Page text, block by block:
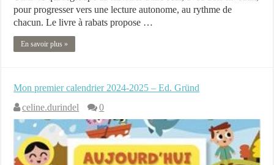
pour progresser vers une lecture autonome, au rythme de
chacun. Le livre à rabats propose …
En savoir plus »
Mon premier calendrier 2024-2025 – Ed. Gründ
celine.durindel
0